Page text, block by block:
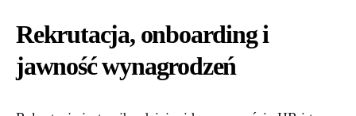
Rekrutacja, onboarding i
jawność wynagrodzeń